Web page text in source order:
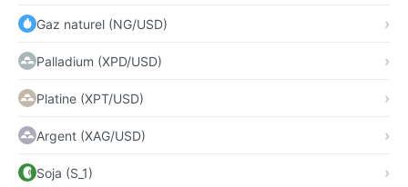
Gaz naturel (NG/USD)
Palladium (XPD/USD)
Platine (XPT/USD)
Argent (XAG/USD)
Soja (S_1)